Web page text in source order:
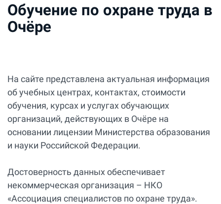
Обучение по охране труда в
Очёре
На сайте представлена актуальная информация
об учебных центрах, контактах, стоимости
обучения, курсах и услугах обучающих
организаций, действующих в Очёре на
основании лицензии Министерства образования
и науки Российской Федерации.
Достоверность данных обеспечивает
некоммерческая организация – НКО
«Ассоциация специалистов по охране труда».